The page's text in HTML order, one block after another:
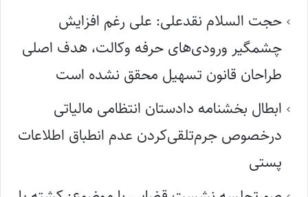
حجت السلام نقدعلی: علی رغم افزایش
چشمگیر ورودی‌های حرفه وکالت، هدف اصلی
طراحان قانون تسهیل محقق نشده است
ابطال بخشنامه دادستان انتظامی مالیاتی
درخصوص جرم‌تلقی‌کردن عدم انطباق اطلاعات
پستی